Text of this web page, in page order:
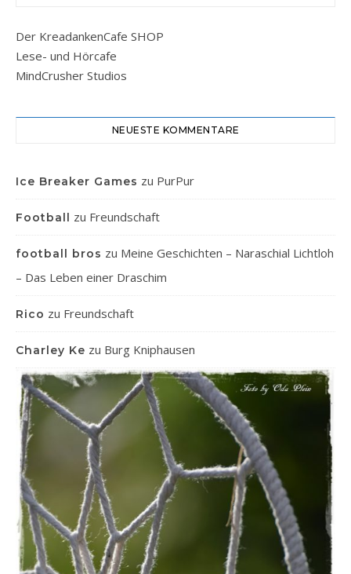
Der KreadankenCafe SHOP
Lese- und Hörcafe
MindCrusher Studios
NEUESTE KOMMENTARE
Ice Breaker Games zu PurPur
Football zu Freundschaft
football bros zu Meine Geschichten – Naraschial Lichtloh
– Das Leben einer Draschim
Rico zu Freundschaft
Charley Ke zu Burg Kniphausen